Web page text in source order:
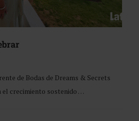
de Bodas de Dreams & Secrets
el crecimiento sostenido …